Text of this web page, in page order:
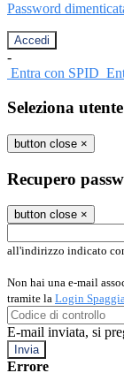
Password
-
Entra con SPID
Seleziona utente
button close ×
Recupero
button close ×
all'indirizzo indicato
Non hai una e-mail
tramite la Login
E-mail inviata, si
Errore